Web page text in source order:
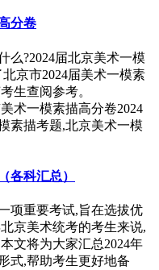
分卷
么?2024届北京美术一模
京市2024届美术一模素
生查阅参考。
素描考题,北京美术一模
各科汇总）
项重要考试,旨在选拔优
京美术统考的考生来说,
文将为大家汇总2024年
式,帮助考生更好地备